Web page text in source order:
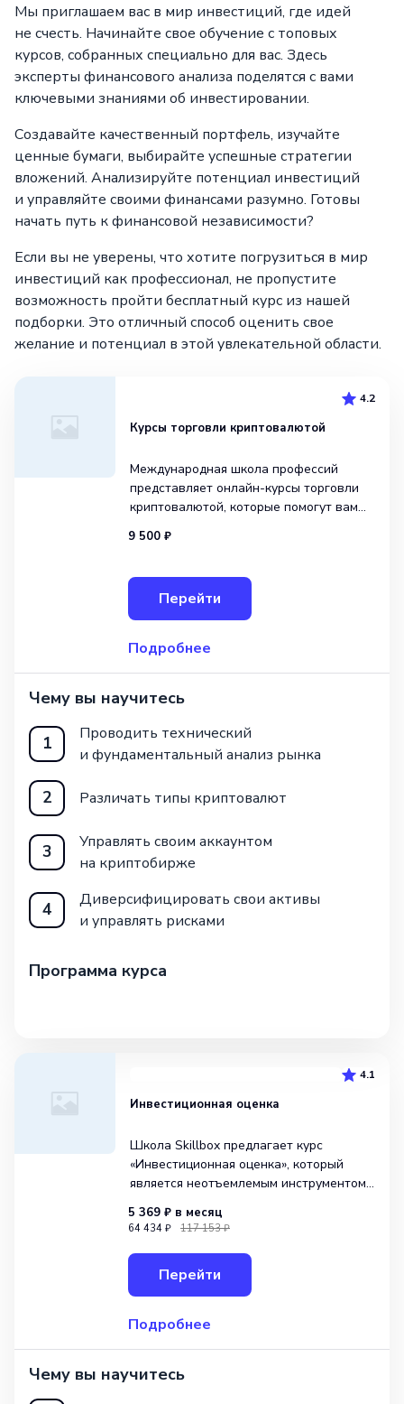
Мы приглашаем вас в мир инвестиций, где идей
не счесть. Начинайте свое обучение с топовых
курсов, собранных специально для вас. Здесь
эксперты финансового анализа поделятся с вами
ключевыми знаниями об инвестировании.
Создавайте качественный портфель, изучайте
ценные бумаги, выбирайте успешные стратегии
вложений. Анализируйте потенциал инвестиций
и управляйте своими финансами разумно. Готовы
начать путь к финансовой независимости?
Если вы не уверены, что хотите погрузиться в мир
инвестиций как профессионал, не пропустите
возможность пройти бесплатный курс из нашей
подборки. Это отличный способ оценить свое
желание и потенциал в этой увлекательной области.
4.2
Курсы торговли криптовалютой
Международная школа профессий
представляет онлайн-курсы торговли
криптовалютой, которые помогут вам
и безопасности. Курс открывает
Инвестиционного аналитика
и Трейдера. Он состоит из 5 модулей
и 5 уроков, ко
9 500 ₽
Перейти
Подробнее
Чему вы научитесь
1
Проводить технический
и фундаментальный анализ рынка
2 Различать типы криптовалют
3
Управлять своим аккаунтом
на криптобирже
4
Диверсифицировать свои активы
и управлять рисками
Программа курса
4.1
Инвестиционная оценка
Школа Skillbox предлагает курс
«Инвестиционная оценка», который
является неотъемлемым инструментом
бизнеса и управлением. Независимо
курс поможет вам освоить профессии
Инвестиционного аналитика, Топ-мен
5 369 ₽ в месяц
64 434 ₽ 117 153 ₽
Перейти
Подробнее
Чему вы научитесь